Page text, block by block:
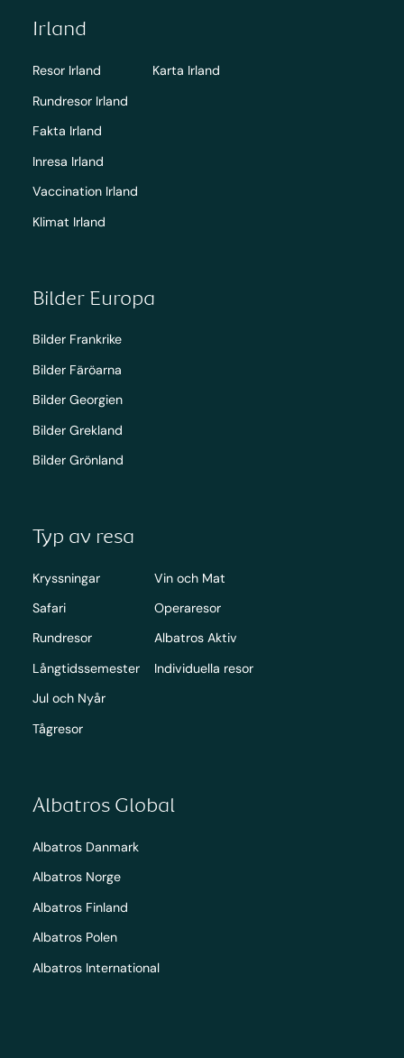
Irland
Resor Irland
Rundresor Irland
Fakta Irland
Inresa Irland
Vaccination Irland
Klimat Irland
Karta Irland
Bilder Europa
Bilder Frankrike
Bilder Färöarna
Bilder Georgien
Bilder Grekland
Bilder Grönland
Typ av resa
Kryssningar
Safari
Rundresor
Långtidssemester
Jul och Nyår
Tågresor
Vin och Mat
Operaresor
Albatros Aktiv
Individuella resor
Albatros Global
Albatros Danmark
Albatros Norge
Albatros Finland
Albatros Polen
Albatros International